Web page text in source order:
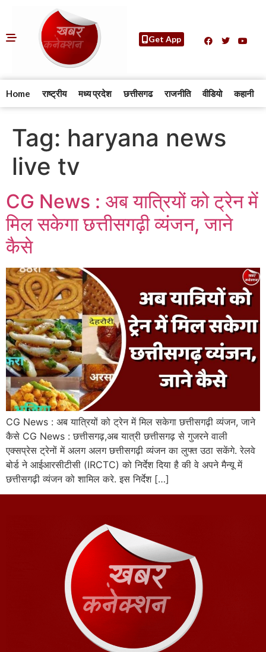
Get App
Home राष्ट्रीय मध्य प्रदेश छत्तीसगढ राजनीति वीडियो कहानी
Tag: haryana news
live tv
CG News : अब यात्रियों को ट्रेन में
मिल सकेगा छत्तीसगढ़ी व्यंजन, जाने
कैसे
CG News : अब यात्रियों को ट्रेन में मिल सकेगा छत्तीसगढ़ी व्यंजन, जाने
कैसे CG News : छत्तीसगढ़,अब यात्री छत्तीसगढ़ से गुजरने वाली
एक्सप्रेस ट्रेनों में अलग अलग छत्तीसगढ़ी व्यंजन का लुफ्त उठा सकेंगे. रेलवे
बोर्ड ने आईआरसीटीसी (IRCTC) को निर्देश दिया है की वे अपने मैन्यू में
छत्तीसगढ़ी व्यंजन को शामिल करे. इस निर्देश […]